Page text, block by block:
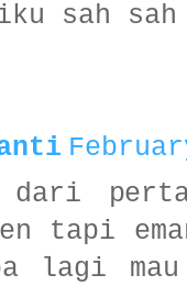
sah
tapi
lagi